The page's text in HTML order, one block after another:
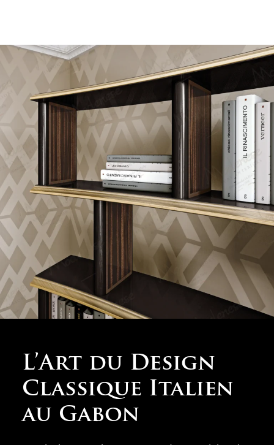
Une Expertise en
Décoration
d’Intérieur au
L’Art du Design
Classique Italien
au Gabon